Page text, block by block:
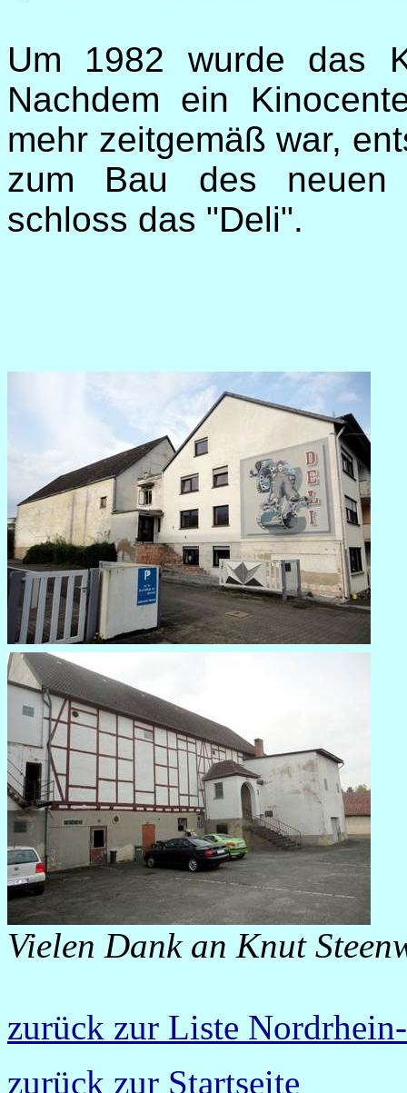
Um 1982 wurde das
Nachdem ein
mehr zeitgemäß war,
zum Bau des neuen
schloss das "Deli".
Vielen Dank an Knut
zurück zur Liste
zurück zur Startseite